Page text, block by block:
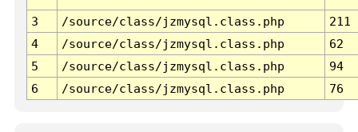
3 /source/class/jzmysql.class.php
211
4
/source/class/jzmysql.class.php
62
5
/source/class/jzmysql.class.php
94
6
/source/class/jzmysql.class.php 76